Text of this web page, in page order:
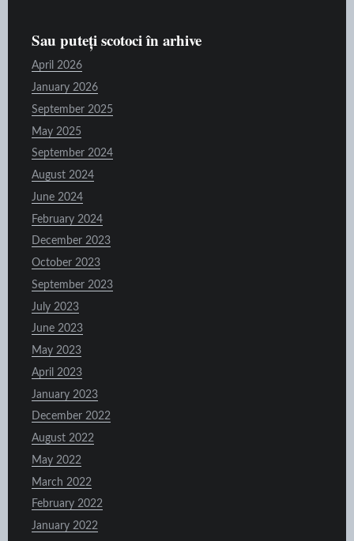
Sau puteți scotoci în arhive
April 2026
January 2026
September 2025
May 2025
September 2024
August 2024
June 2024
February 2024
December 2023
October 2023
September 2023
July 2023
June 2023
May 2023
April 2023
January 2023
December 2022
August 2022
May 2022
March 2022
February 2022
January 2022